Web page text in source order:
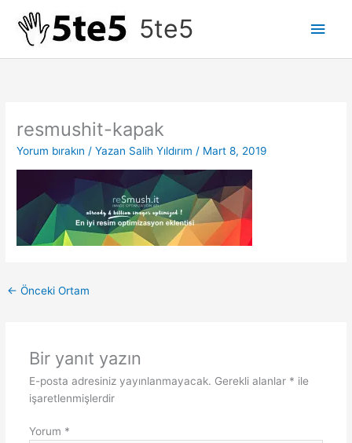
5te5
Ana
resmushit-kapak
Yorum bırakın / Yazan Salih Yıldırım/ Mart 8, 2019
← Önceki Ortam
Bir yanıt yazın
E-posta adresiniz yayınlanmayacak. Gerekli alanlar * ile
işaretlenmişlerdir
Yorum *